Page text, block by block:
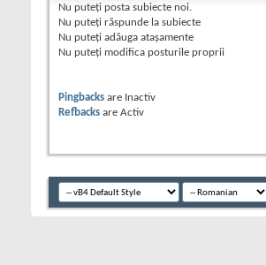
Nu puteţi posta subiecte noi.
Nu puteţi răspunde la subiecte
Nu puteţi adăuga ataşamente
Nu puteţi modifica posturile proprii
Pingbacks are Inactiv
Refbacks are Activ